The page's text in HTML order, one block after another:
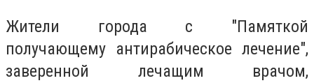
Жители города с "Памяткой
получающему антирабическое лечение",
заверенной лечащим врачом,